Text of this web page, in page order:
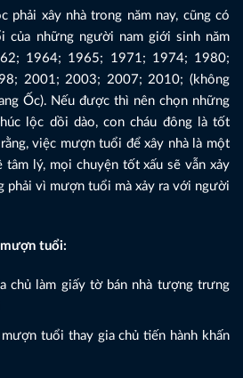
phải xây nhà trong năm nay, cũng có
của những người nam giới sinh năm
1964; 1965; 1971; 1974; 1980;
2001; 2003; 2007; 2010; (không
Ốc). Nếu được thì nên chọn những
lộc dồi dào, con cháu đông là tốt
việc mượn tuổi để xây nhà là một
tâm lý, mọi chuyện tốt xấu sẽ vẫn xảy
phải vì mượn tuổi mà xảy ra với người
tuổi:
chủ làm giấy tờ bán nhà tượng trưng
tuổi thay gia chủ tiến hành khấn